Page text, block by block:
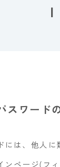
スワード
には、他人
ンページ(フ